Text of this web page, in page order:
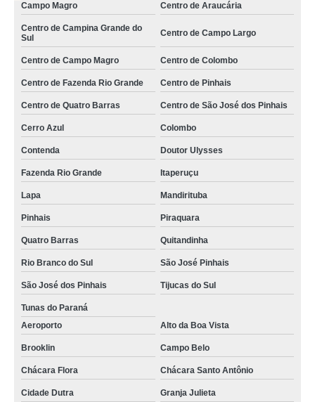
onde faz serviço de paisagismo apartamento ABCD
serviço de paisagismo residencial Paraná
serviço de paisagismo condominial Zona Norte
onde faz serviço de paisagismo e jardinagem residencial Monte Mor
serviço de paisagismo de jardim valores Itaim Bibi
onde faz serviço de paisagismo e jardinagem em condomínios Santo André
empresa especializada em serviço de paisagismo e jardinagem residencial
Lapa
empresa especializada em serviço de paisagismo e jardinagem em
condomínios Passa Quatro
serviço de paisagismo condominial valores Itaguaí
serviço de paisagismo predial Munhoz
serviço de paisagismo e jardinagem em condomínios valores Rio Grande da
Serra
empresa especializada em serviço especializado em paisagismo e
jardinagem em condomínios Colombo
serviço de paisagismo de jardim Ponta Grossa
serviço de paisagismo valores Pouso Alegre
Campo Magro Centro de Araucária
Centro de Campina Grande do
Sul
Centro de Campo Largo
Centro de Campo Magro Centro de Colombo
Centro de Fazenda Rio Grande Centro de Pinhais
Centro de Quatro Barras Centro de São José dos Pinhais
Cerro Azul Colombo
Contenda Doutor Ulysses
Fazenda Rio Grande Itaperuçu
Lapa Mandirituba
Pinhais Piraquara
Quatro Barras Quitandinha
Rio Branco do Sul São José Pinhais
São José dos Pinhais Tijucas do Sul
Tunas do Paraná
Aeroporto
Alto da Boa Vista
Brooklin Campo Belo
Chácara Flora Chácara Santo Antônio
Cidade Dutra Granja Julieta